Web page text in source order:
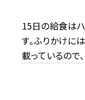
15日の給食は
す。ふりかけに
載っているので